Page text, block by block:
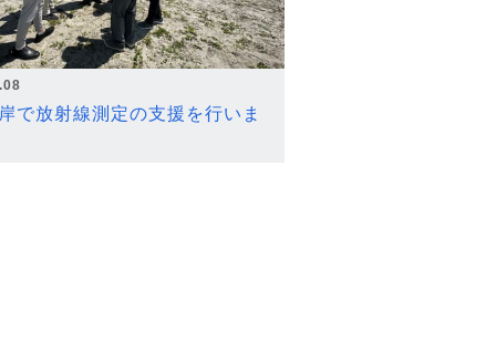
で放射線測定の支援を行いま